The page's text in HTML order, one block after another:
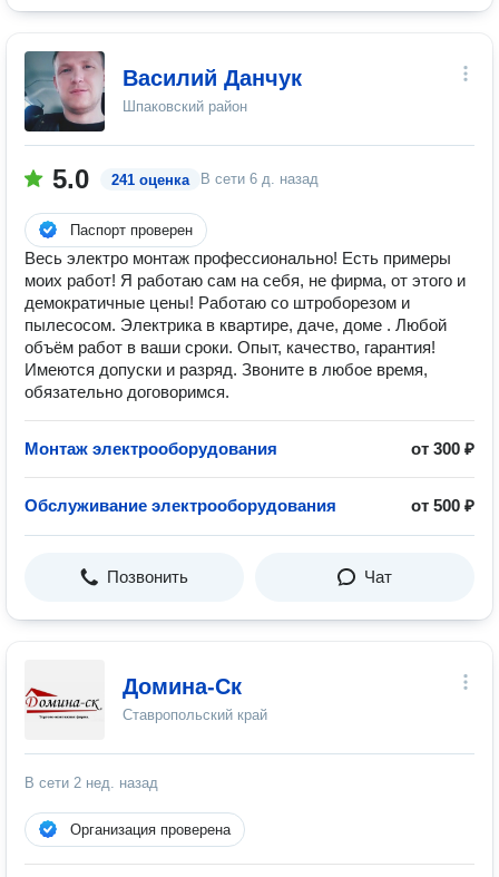
Василий Данчук
Шпаковский район
5.0 241 оценка В сети 6 д. назад
Паспорт проверен
Весь электро монтаж профессионально! Есть примеры
моих работ! Я работаю сам на себя, не фирма, от этого и
демократичные цены! Работаю со штроборезом и
пылесосом. Электрика в квартире, даче, доме . Любой
объём работ в ваши сроки. Опыт, качество, гарантия!
Имеются допуски и разряд. Звоните в любое время,
обязательно договоримся.
Монтаж электрооборудования от 300 ₽
Обслуживание электрооборудования от 500 ₽
Позвонить Чат
Домина-Ск
Ставропольский край
В сети 2 нед. назад
Организация проверена